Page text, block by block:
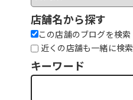
店舗名から探す
この店舗のブログを検索
近くの店舗も一緒に検索
キーワード